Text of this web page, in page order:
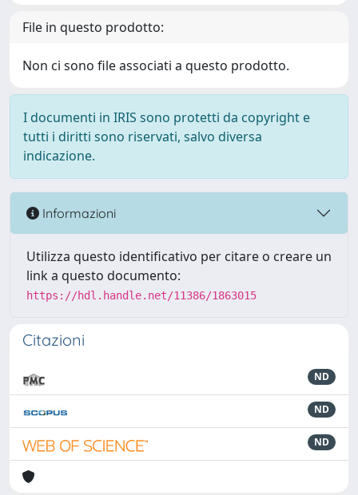
File in questo prodotto:
Non ci sono file associati a questo prodotto.
I documenti in IRIS sono protetti da copyright e
tutti i diritti sono riservati, salvo diversa
indicazione.
Informazioni
Utilizza questo identificativo per citare o creare un
link a questo documento:
https://hdl.handle.net/11386/1863015
Citazioni
ND
ND
ND